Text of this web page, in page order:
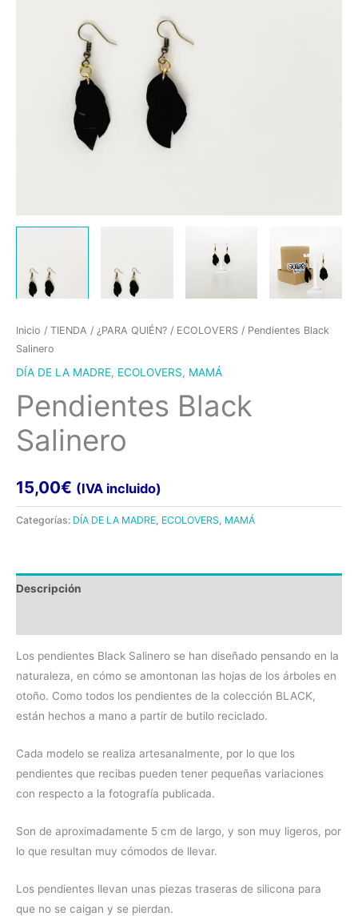
Inicio / TIENDA / ¿PARA QUIÉN? / ECOLOVERS / Pendientes Black
Salinero
DÍA DE LA MADRE, ECOLOVERS, MAMÁ
Pendientes Black
Salinero
15,00€ (IVA incluido)
Categorías: DÍA DE LA MADRE, ECOLOVERS, MAMÁ
Descripción
Los pendientes Black Salinero se han diseñado pensando en la
naturaleza, en cómo se amontonan las hojas de los árboles en
otoño. Como todos los pendientes de la colección BLACK,
están hechos a mano a partir de butilo reciclado.
Cada modelo se realiza artesanalmente, por lo que los
pendientes que recibas pueden tener pequeñas variaciones
con respecto a la fotografía publicada.
Son de aproximadamente 5 cm de largo, y son muy ligeros, por
lo que resultan muy cómodos de llevar.
Los pendientes llevan unas piezas traseras de silicona para
que no se caigan y se pierdan.